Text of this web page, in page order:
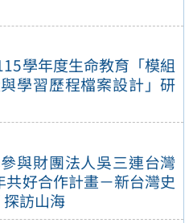
學年度生命教育「模組
學習歷程檔案設計」研
與財團法人吳三連台灣
好合作計畫－新台灣史
訪山海